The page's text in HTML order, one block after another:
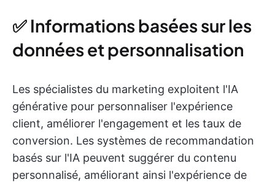
✅ Informations basées sur les
données et personnalisation
Les spécialistes du marketing exploitent l'IA
générative pour personnaliser l'expérience
client, améliorer l'engagement et les taux de
conversion. Les systèmes de recommandation
basés sur l'IA peuvent suggérer du contenu
personnalisé, améliorant ainsi l'expérience de